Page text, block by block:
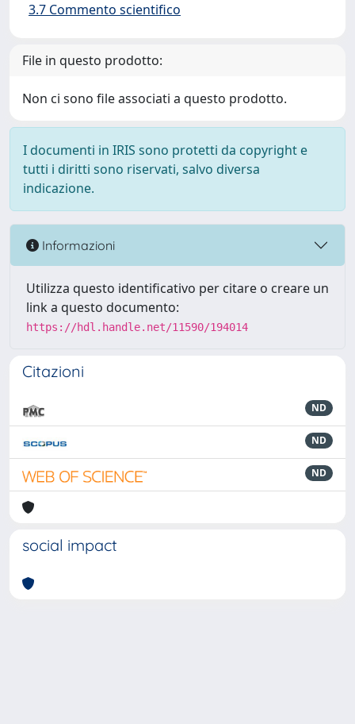
3.7 Commento scientifico
File in questo prodotto:
Non ci sono file associati a questo prodotto.
I documenti in IRIS sono protetti da copyright e
tutti i diritti sono riservati, salvo diversa
indicazione.
Informazioni
Utilizza questo identificativo per citare o creare un
link a questo documento:
https://hdl.handle.net/11590/194014
Citazioni
ND
ND
ND
social impact